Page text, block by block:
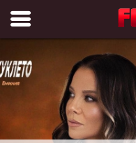
Folk.bg